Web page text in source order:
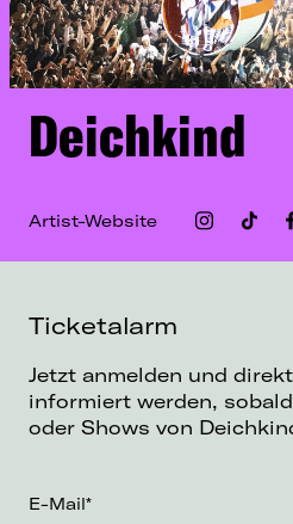
Deichkind
Artist-Website
Ticketalarm
Jetzt anmelden und
informiert werden,
oder Shows von
E-Mail*